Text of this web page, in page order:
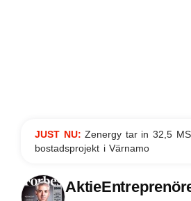
JUST NU:Zenergy tar in 32,5
bostadsprojekt i Värnamo